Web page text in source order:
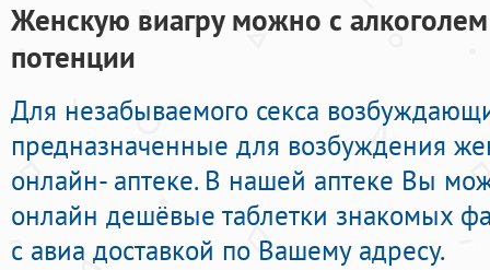
Женскую виагру можно с
потенции
Для незабываемого секса
предназначенные для возбуждения
онлайн- аптеке. В нашей аптеке Вы
онлайн дешёвые таблетки знакомых
с авиа доставкой по Вашему адресу.